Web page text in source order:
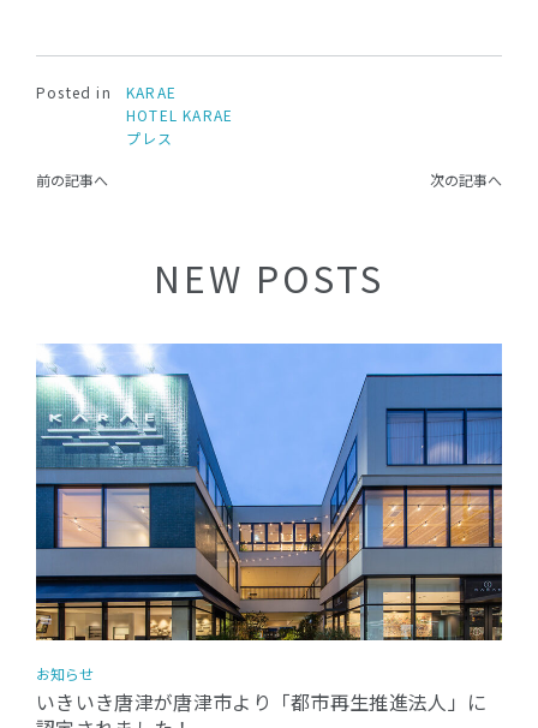
NEW POSTS
お知らせ
いきいき唐津が唐津市より「都市再生推進法人」に
Posted in
KARAE
HOTEL KARAE
プレス
前の記事へ 次の記事へ